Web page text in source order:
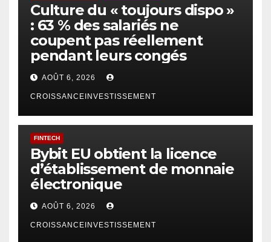
Culture du « toujours dispo »
: 63 % des salariés ne
coupent pas réellement
pendant leurs congés
AOÛT 6, 2026
CROISSANCEINVESTISSEMENT
FINTECH
Bybit EU obtient la licence
d’établissement de monnaie
électronique
AOÛT 6, 2026
CROISSANCEINVESTISSEMENT